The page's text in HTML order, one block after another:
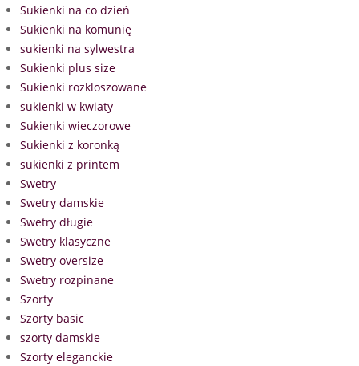
Sukienki na co dzień
Sukienki na komunię
sukienki na sylwestra
Sukienki plus size
Sukienki rozkloszowane
sukienki w kwiaty
Sukienki wieczorowe
Sukienki z koronką
sukienki z printem
Swetry
Swetry damskie
Swetry długie
Swetry klasyczne
Swetry oversize
Swetry rozpinane
Szorty
Szorty basic
szorty damskie
Szorty eleganckie